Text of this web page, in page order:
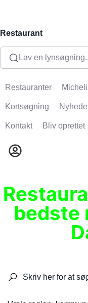
Restaurant
Lav en
Restauranter
Kortsøgning
Kontakt Bliv oprettet
bedste